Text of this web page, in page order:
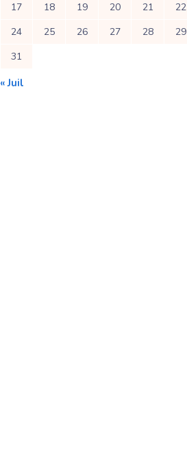
17
18 19 20 21 22
24
25 26 27 28 29
31
« Juil